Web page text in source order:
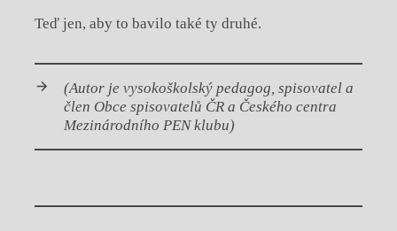
Teď jen, aby to bavilo také ty druhé.
(Autor je vysokoškolský pedagog, spisovatel a
člen Obce spisovatelů ČR a Českého centra
Mezinárodního PEN klubu)
Chviličku.